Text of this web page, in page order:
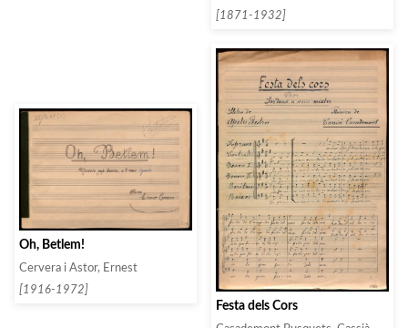
[1871-1932]
Oh, Betlem!
Cervera i Astor, Ernest
[1916-1972]
Festa dels Cors